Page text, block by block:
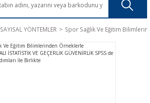
SAYISAL YÖNTEMLER Spor Sağlık Ve Eğitim